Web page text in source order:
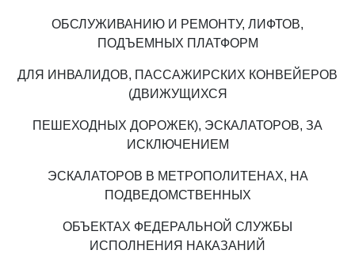
ОБСЛУЖИВАНИЮ И РЕМОНТУ, ЛИФТОВ,
ПОДЪЕМНЫХ ПЛАТФОРМ
ДЛЯ ИНВАЛИДОВ, ПАССАЖИРСКИХ КОНВЕЙЕРОВ
(ДВИЖУЩИХСЯ
ПЕШЕХОДНЫХ ДОРОЖЕК), ЭСКАЛАТОРОВ, ЗА
ИСКЛЮЧЕНИЕМ
ЭСКАЛАТОРОВ В МЕТРОПОЛИТЕНАХ, НА
ПОДВЕДОМСТВЕННЫХ
ОБЪЕКТАХ ФЕДЕРАЛЬНОЙ СЛУЖБЫ
ИСПОЛНЕНИЯ НАКАЗАНИЙ